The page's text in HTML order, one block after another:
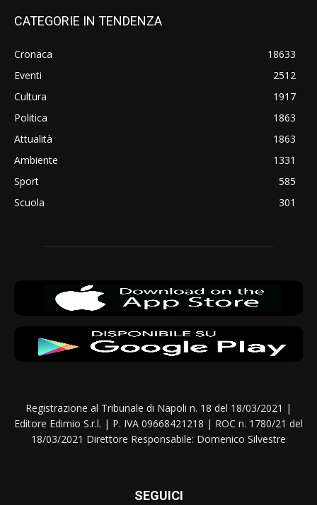
CATEGORIE IN TENDENZA
Cronaca
18633
Eventi
2512
Cultura
1917
Politica
1863
Attualità
1863
Ambiente
1331
Sport
585
Scuola
301
Registrazione al Tribunale di Napoli n. 18 del 18/03/2021 |
Editore Edimio S.r.l. | P. IVA 09668421218 | ROC n. 1780/21 del
18/03/2021 Direttore Responsabile: Domenico Silvestre
SEGUICI